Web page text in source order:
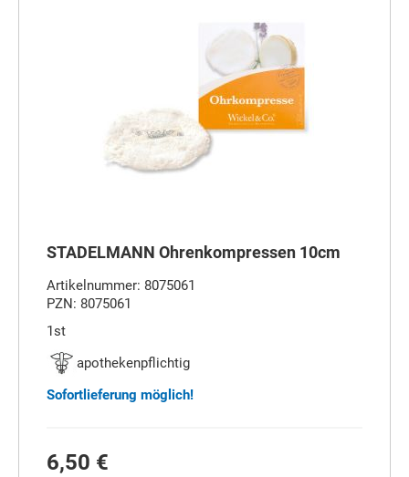
STADELMANN Ohrenkompressen 10cm
Artikelnummer: 8075061
PZN: 8075061
1st
apothekenpflichtig
Sofortlieferung möglich!
6,50 €